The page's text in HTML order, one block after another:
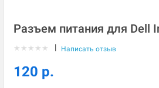
Разъем питания для Dell
★ ★ ★ ★ ★ | Написать отзыв
120 р.